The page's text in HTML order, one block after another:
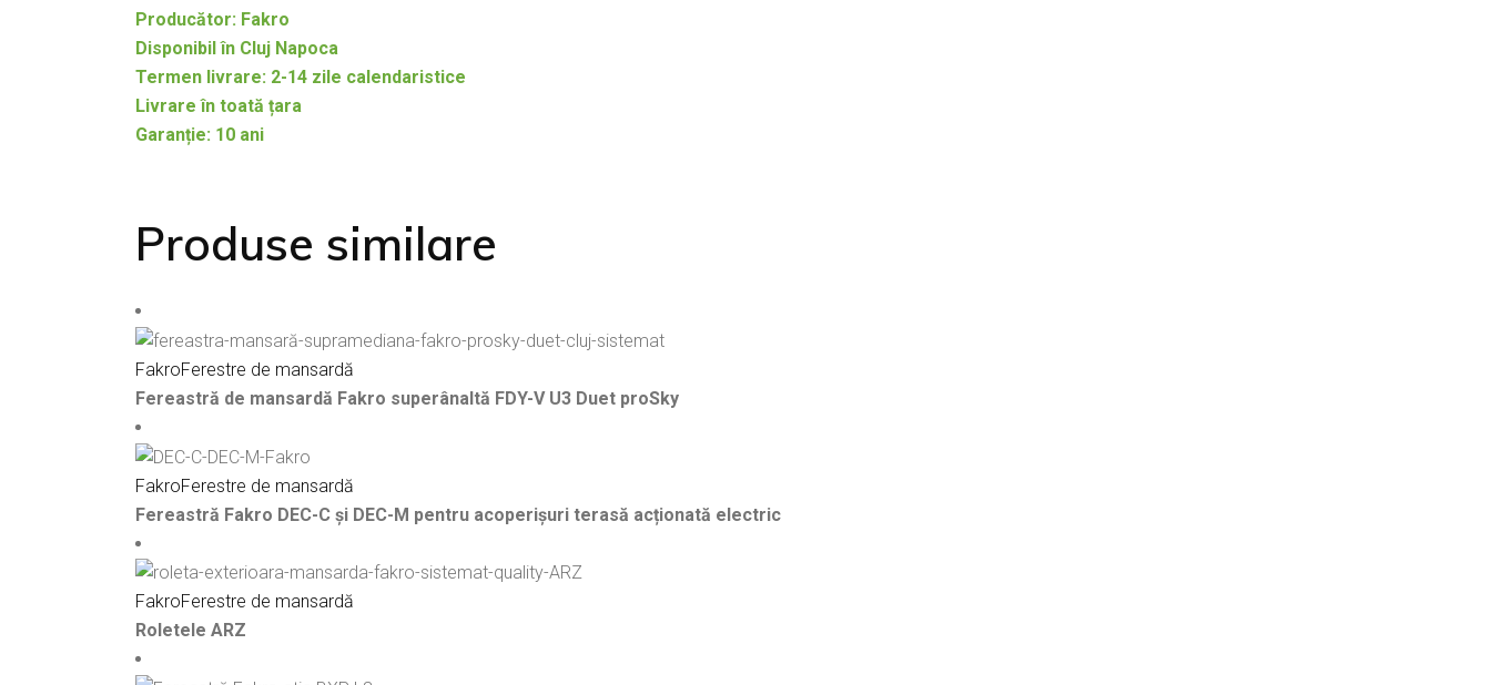
Producător: Fakro
Disponibil în Cluj Napoca
Termen livrare: 2-14 zile calendaristice
Livrare în toată țara
Garanție: 10 ani
Produse similare
FakroFerestre de mansardă
Fereastră de mansardă Fakro superânaltă FDY-V U3 Duet proSky
FakroFerestre de mansardă
Fereastră Fakro DEC-C și DEC-M pentru acoperișuri terasă acționată electric
FakroFerestre de mansardă
Roletele ARZ